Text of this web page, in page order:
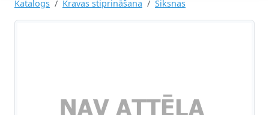
Katalogs Kravas stiprināšana Siksnas